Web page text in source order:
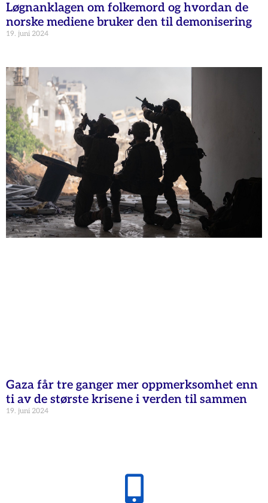
Løgnanklagen om folkemord og hvordan de
norske mediene bruker den til demonisering
19. juni 2024
Gaza får tre ganger mer oppmerksomhet enn
ti av de største krisene i verden til sammen
19. juni 2024